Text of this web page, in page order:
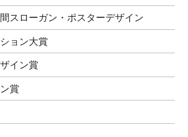
スローガン・ポスターデザイン
ョン大賞
イン賞
賞